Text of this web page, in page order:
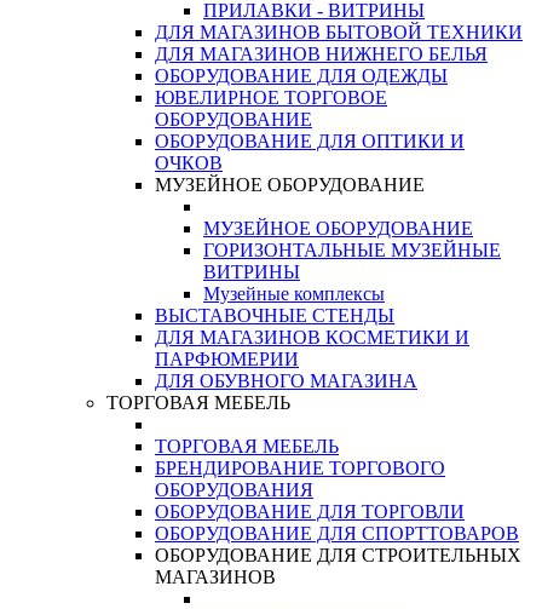
ПРИЛАВКИ - ВИТРИНЫ
ДЛЯ МАГАЗИНОВ БЫТОВОЙ ТЕХНИКИ
ДЛЯ МАГАЗИНОВ НИЖНЕГО БЕЛЬЯ
ОБОРУДОВАНИЕ ДЛЯ ОДЕЖДЫ
ЮВЕЛИРНОЕ ТОРГОВОЕ
ОБОРУДОВАНИЕ
ОБОРУДОВАНИЕ ДЛЯ ОПТИКИ И
ОЧКОВ
МУЗЕЙНОЕ ОБОРУДОВАНИЕ
МУЗЕЙНОЕ ОБОРУДОВАНИЕ
ГОРИЗОНТАЛЬНЫЕ МУЗЕЙНЫЕ
ВИТРИНЫ
Музейные комплексы
ВЫСТАВОЧНЫЕ СТЕНДЫ
ДЛЯ МАГАЗИНОВ КОСМЕТИКИ И
ПАРФЮМЕРИИ
ДЛЯ ОБУВНОГО МАГАЗИНА
ТОРГОВАЯ МЕБЕЛЬ
ТОРГОВАЯ МЕБЕЛЬ
БРЕНДИРОВАНИЕ ТОРГОВОГО
ОБОРУДОВАНИЯ
ОБОРУДОВАНИЕ ДЛЯ ТОРГОВЛИ
ОБОРУДОВАНИЕ ДЛЯ СПОРТТОВАРОВ
ОБОРУДОВАНИЕ ДЛЯ СТРОИТЕЛЬНЫХ
МАГАЗИНОВ